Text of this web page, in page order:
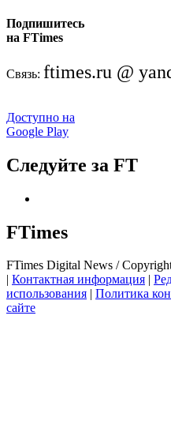
Подпишитесь
на FTimes
Связь: ftimes.ru @
Доступно на
Google Play
Следуйте за FT
FTimes
FTimes Digital News /
Контактная информация
использования
Политика
сайте